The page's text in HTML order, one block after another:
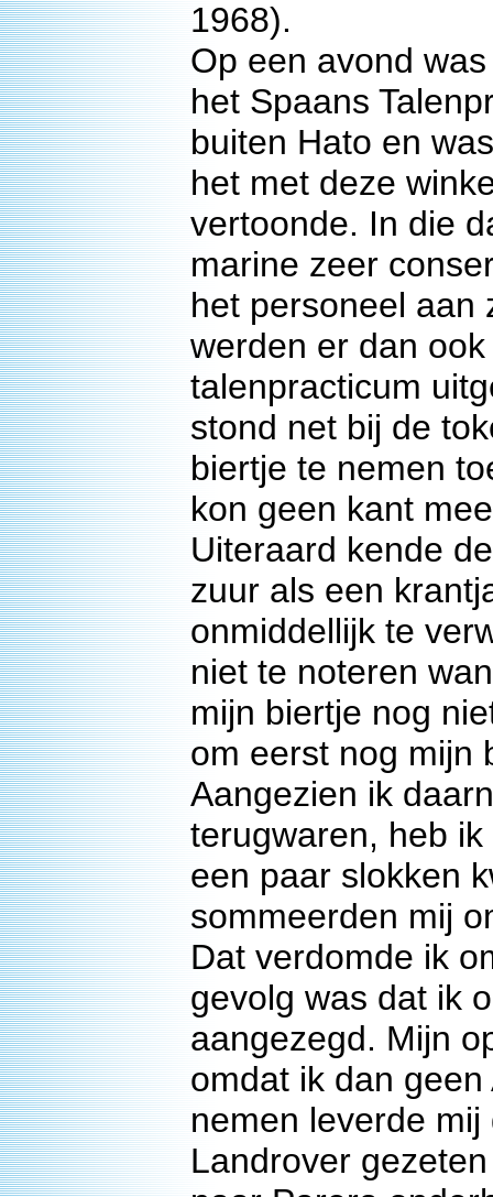
1968).
Op een avond
het Spaans
buiten Hato en
het met deze
vertoonde. In die
marine zeer
het personeel aan
werden er dan
talenpracticum
stond net bij de
biertje te nemen
kon geen kant
Uiteraard kende
zuur als een
onmiddellijk te
niet te noteren
mijn biertje nog
om eerst nog mijn
Aangezien ik
terugwaren, heb
een paar slokken
sommeerden mij
Dat verdomde ik
gevolg was dat ik
aangezegd. Mijn
omdat ik dan
nemen leverde
Landrover